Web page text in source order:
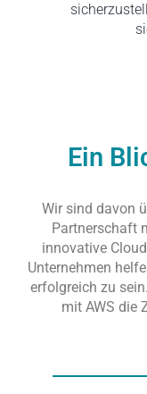
Ein
Wir sind davon
Partnerschaft
innovative
Unternehmen
erfolgreich zu
mit AWS die